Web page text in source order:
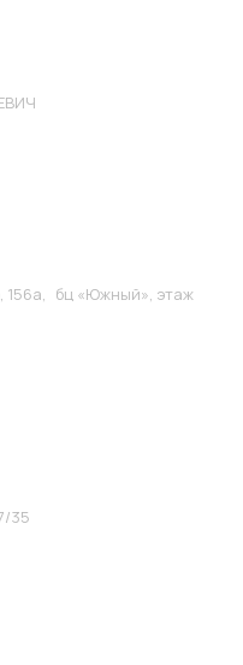
156а, бц «Южный», этаж
35